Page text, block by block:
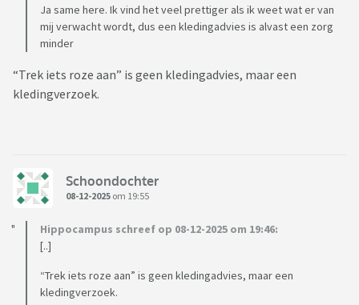
Ja same here. Ik vind het veel prettiger als ik weet wat er van
mij verwacht wordt, dus een kledingadvies is alvast een zorg
minder
“Trek iets roze aan” is geen kledingadvies, maar een
kledingverzoek.
Schoondochter
08-12-2025 om 19:55
Hippocampus schreef op 08-12-2025 om 19:46:
[..]
“Trek iets roze aan” is geen kledingadvies, maar een
kledingverzoek.